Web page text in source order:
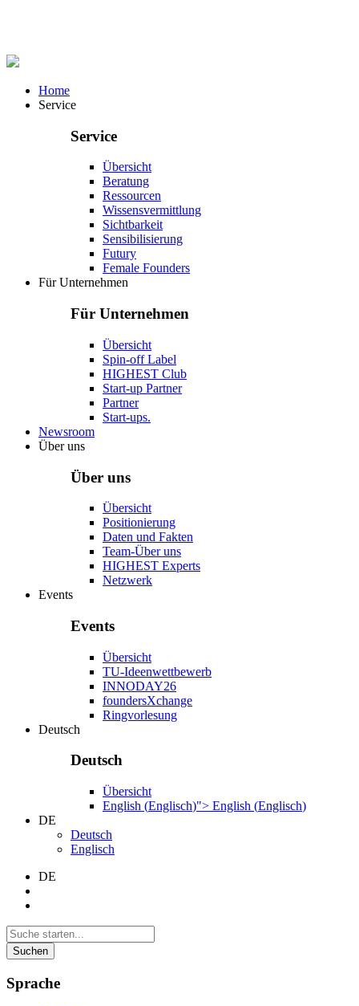
Home
Service
Service
Übersicht
Beratung
Ressourcen
Wissensvermittlung
Sichtbarkeit
Sensibilisierung
Futury
Female Founders
Für Unternehmen
Für Unternehmen
Übersicht
Spin-off Label
HIGHEST Club
Start-up Partner
Partner
Start-ups.
Newsroom
Über uns
Über uns
Übersicht
Positionierung
Daten und Fakten
Team-Über uns
HIGHEST Experts
Netzwerk
Events
Events
Übersicht
TU-Ideenwettbewerb
INNODAY26
foundersXchange
Ringvorlesung
Deutsch
Deutsch
Übersicht
English (Englisch)"> English (Englisch)
DE
Deutsch
Englisch
DE
Suchen
Sprache